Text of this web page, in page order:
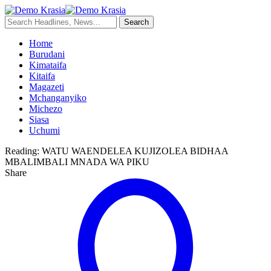
Home
Burudani
Kimataifa
Kitaifa
Magazeti
Mchanganyiko
Michezo
Siasa
Uchumi
Reading: WATU WAENDELEA KUJIZOLEA BIDHAA
MBALIMBALI MNADA WA PIKU
Share